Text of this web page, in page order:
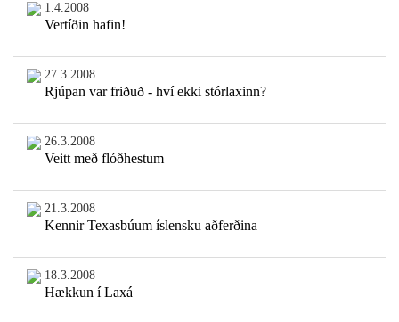
1.4.2008
Vertíðin hafin!
27.3.2008
Rjúpan var friðuð - hví ekki stórlaxinn?
26.3.2008
Veitt með flóðhestum
21.3.2008
Kennir Texasbúum íslensku aðferðina
18.3.2008
Hækkun í Laxá